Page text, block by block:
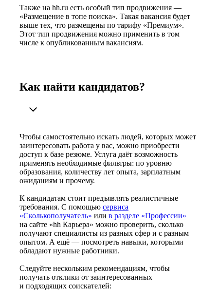
Также на hh.ru есть особый тип продвижения —
«Размещение в топе поиска». Такая вакансия будет
выше тех, что размещены по тарифу «Премиум».
Этот тип продвижения можно применить в том
числе к опубликованным вакансиям.
Как найти кандидатов?
Чтобы самостоятельно искать людей, которых может
заинтересовать работа у вас, можно приобрести
доступ к базе резюме. Услуга даёт возможность
применять необходимые фильтры: по уровню
образования, количеству лет опыта, зарплатным
ожиданиям и прочему.
К кандидатам стоит предъявлять реалистичные
требования. С помощью сервиса
«Сколькополучатель» или в разделе «Профессии»
на сайте «hh Карьера» можно проверить, сколько
получают специалисты из разных сфер и с разным
опытом. А ещё — посмотреть навыки, которыми
обладают нужные работники.
Следуйте нескольким рекомендациям, чтобы
получать отклики от заинтересованных
и подходящих соискателей: